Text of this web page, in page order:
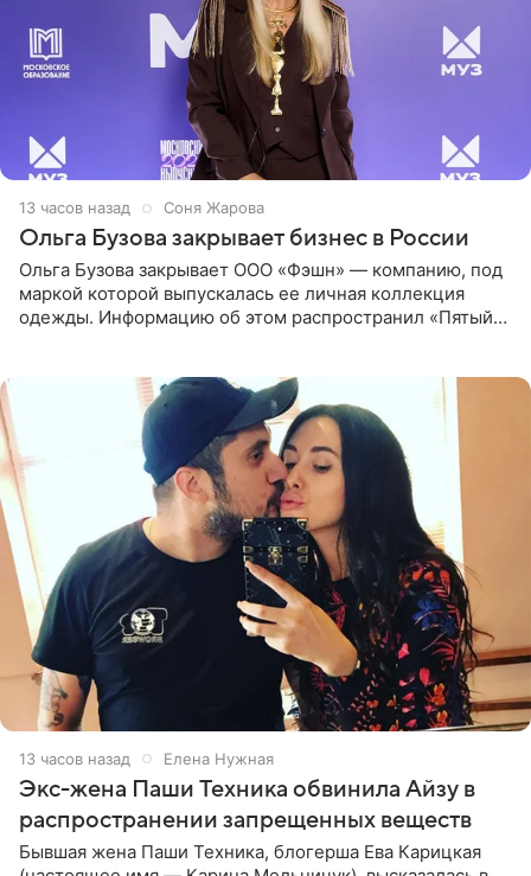
13 часов назад Соня Жарова
Ольга Бузова закрывает бизнес в России
Ольга Бузова закрывает ООО «Фэшн» — компанию, под
маркой которой выпускалась ее личная коллекция
одежды. Информацию об этом распространил «Пятый
13 часов назад Елена Нужная
Экс-жена Паши Техника обвинила Айзу в
распространении запрещенных веществ
Бывшая жена Паши Техника, блогерша Ева Карицкая